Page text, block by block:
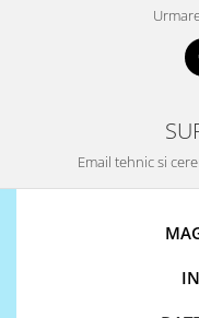
Roti si Senile
Rulmenti
Email tehnic si